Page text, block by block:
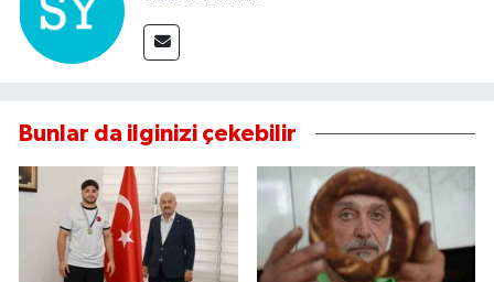
Bunlar da ilginizi çekebilir